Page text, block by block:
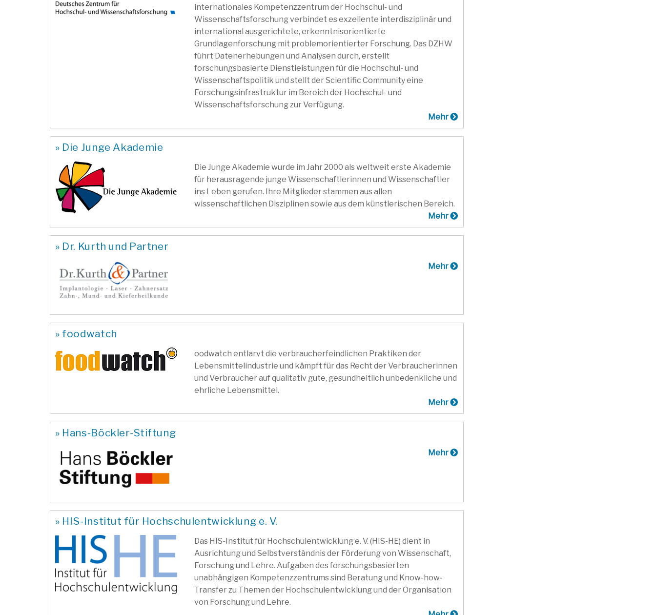
internationales Kompetenzzentrum der Hochschul- und
Wissenschaftsforschung verbindet es exzellente interdisziplinär und
international ausgerichtete, erkenntnisorientierte
Grundlagenforschung mit problemorientierter Forschung. Das DZHW
führt Datenerhebungen und Analysen durch, erstellt
forschungsbasierte Dienstleistungen für die Hochschul- und
Wissenschaftspolitik und stellt der Scientific Community eine
Forschungsinfrastruktur im Bereich der Hochschul- und
Wissenschaftsforschung zur Verfügung.
Mehr
» Die Junge Akademie
Die Junge Akademie wurde im Jahr 2000 als weltweit erste Akademie
für herausragende junge Wissenschaftlerinnen und Wissenschaftler
ins Leben gerufen. Ihre Mitglieder stammen aus allen
wissenschaftlichen Disziplinen sowie aus dem künstlerischen Bereich.
Mehr
» Dr. Kurth und Partner
Mehr
» foodwatch
oodwatch entlarvt die verbraucherfeindlichen Praktiken der
Lebensmittelindustrie und kämpft für das Recht der Verbraucherinnen
und Verbraucher auf qualitativ gute, gesundheitlich unbedenkliche und
ehrliche Lebensmittel.
Mehr
» Hans-Böckler-Stiftung
Mehr
» HIS-Institut für Hochschulentwicklung e. V.
Das HIS-Institut für Hochschulentwicklung e. V. (HIS-HE) dient in
Ausrichtung und Selbstverständnis der Förderung von Wissenschaft,
Forschung und Lehre. Aufgaben des forschungsbasierten
unabhängigen Kompetenzzentrums sind Beratung und Know-how-
Transfer zu Themen der Hochschulentwicklung und der Organisation
von Forschung und Lehre.